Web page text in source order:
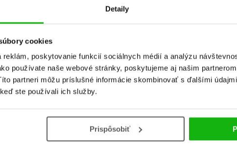
Detaily
cookies
reklám, poskytovanie funkcií sociálnych médií a analýzu
používate naše webové stránky, poskytujeme aj našim
partneri môžu príslušné informácie skombinovať s ďalšími
ste používali ich služby.
Prispôsobiť